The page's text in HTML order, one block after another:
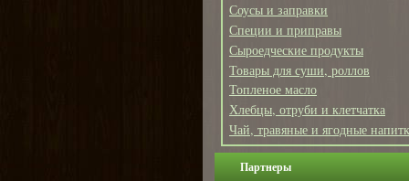
Соусы и заправки
Специи и приправы
Сыроедческие продукты
Товары для суши, роллов
Топленое масло
Хлебцы, отруби и клетчатка
Чай, травяные и ягодные
Партнеры